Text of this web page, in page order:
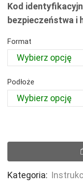
Kod
bezpieczeństwa i
Format
Podłoże
Kategoria: